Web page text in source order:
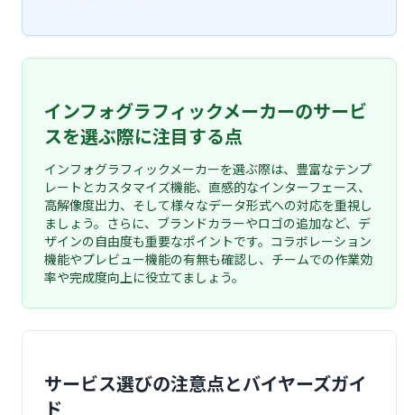
インフォグラフィックメーカーのサービ
スを選ぶ際に注目する点
インフォグラフィックメーカーを選ぶ際は、豊富なテンプ
レートとカスタマイズ機能、直感的なインターフェース、
高解像度出力、そして様々なデータ形式への対応を重視し
ましょう。さらに、ブランドカラーやロゴの追加など、デ
ザインの自由度も重要なポイントです。コラボレーション
機能やプレビュー機能の有無も確認し、チームでの作業効
率や完成度向上に役立てましょう。
サービス選びの注意点とバイヤーズガイ
ド